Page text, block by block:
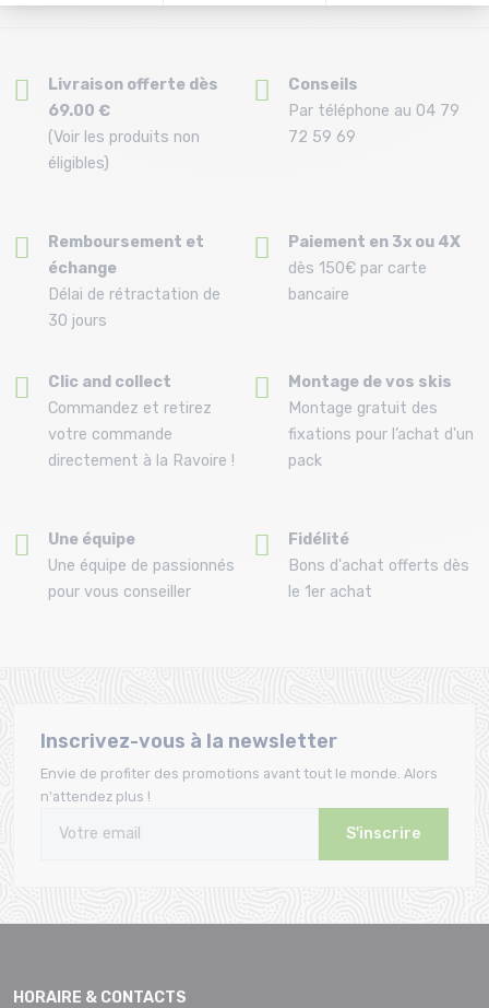
Livraison offerte dès
69.00 €
(Voir les produits non
éligibles)
Conseils
Par téléphone au 04 79
72 59 69
Remboursement et
échange
Délai de rétractation de
30 jours
Paiement en 3x ou 4X
dès 150€ par carte
bancaire
Clic and collect
Commandez et retirez
votre commande
directement à la Ravoire !
Montage de vos skis
Montage gratuit des
fixations pour l’achat d'un
pack
Une équipe
Une équipe de passionnés
pour vous conseiller
Fidélité
Bons d'achat offerts dès
le 1er achat
Inscrivez-vous à la newsletter
Envie de profiter des promotions avant tout le monde. Alors
n'attendez plus !
S'inscrire
HORAIRE & CONTACTS